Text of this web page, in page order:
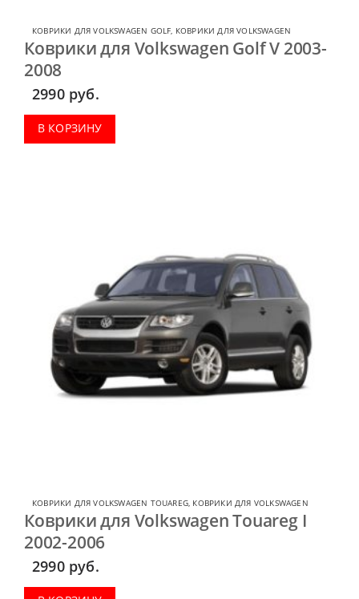
КОВРИКИ ДЛЯ VOLKSWAGEN GOLF, КОВРИКИ ДЛЯ VOLKSWAGEN
Коврики для Volkswagen Golf V 2003-
2008
2990 руб.
В КОРЗИНУ
КОВРИКИ ДЛЯ VOLKSWAGEN TOUAREG, КОВРИКИ ДЛЯ VOLKSWAGEN
Коврики для Volkswagen Touareg I
2002-2006
2990 руб.